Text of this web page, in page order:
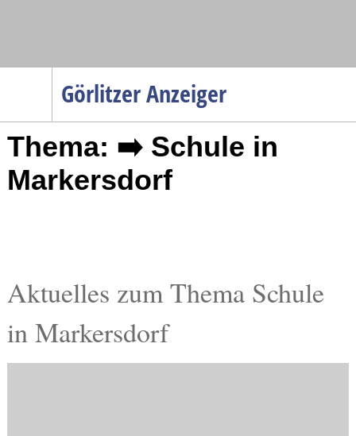
Görlitzer Anzeiger
Menüpunkte
Startseite
Gesellschaft
Gesundheit
Kultur
Thema: ➡️ Schule in
Markersdorf
Aktuelles zum Thema Schule
in Markersdorf